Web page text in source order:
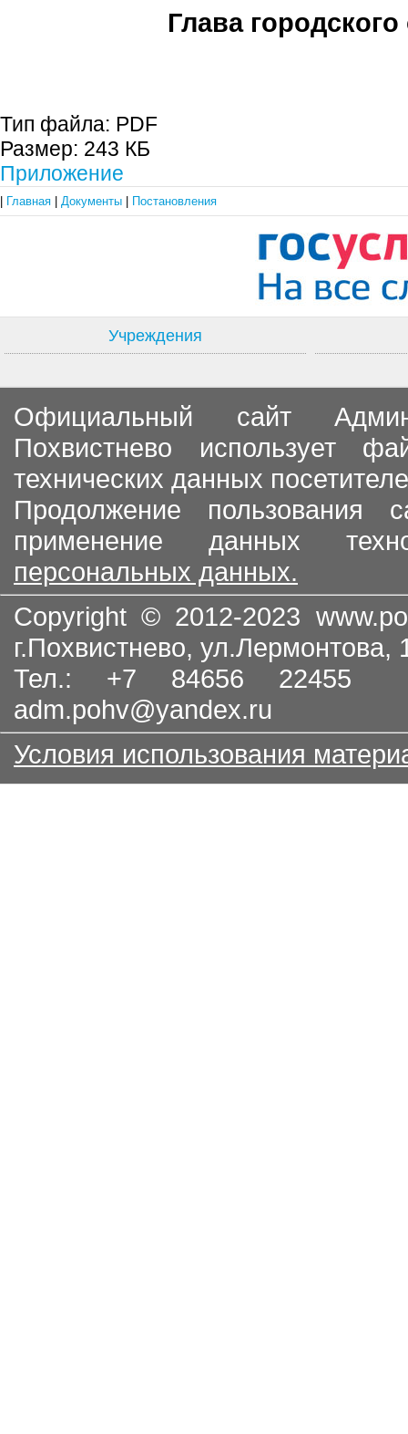
Глава городского
Тип файла: PDF
Размер: 243 КБ
Приложение
Главная Документы Постановления
Учреждения
Официальный сайт
Похвистнево использует
технических данных
Продолжение пользования
применение данных
персональных данных.
Copyright © 2012-2023
г.Похвистнево, ул.Лермонтова,
Тел.: +7 84656
adm.pohv@yandex.ru
Условия использования